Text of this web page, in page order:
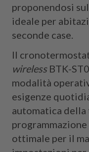
proponendosi
ideale per
seconde case.
Il
wirelessBTK-
modalità
esigenze
automatica della
ottimale per il